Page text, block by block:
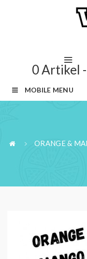
0 Artikel
MOBILE MENU
ORANGE &